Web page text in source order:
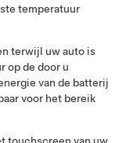
temperatuur
terwijl uw auto is
op de door u
van de batterij
voor het bereik
touchscreen van uw